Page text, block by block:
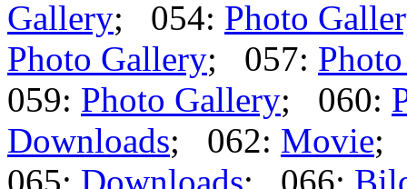
Gallery; 054: Photo
Photo Gallery; 057:
059: Photo Gallery; 060:
Downloads; 062: Movie;